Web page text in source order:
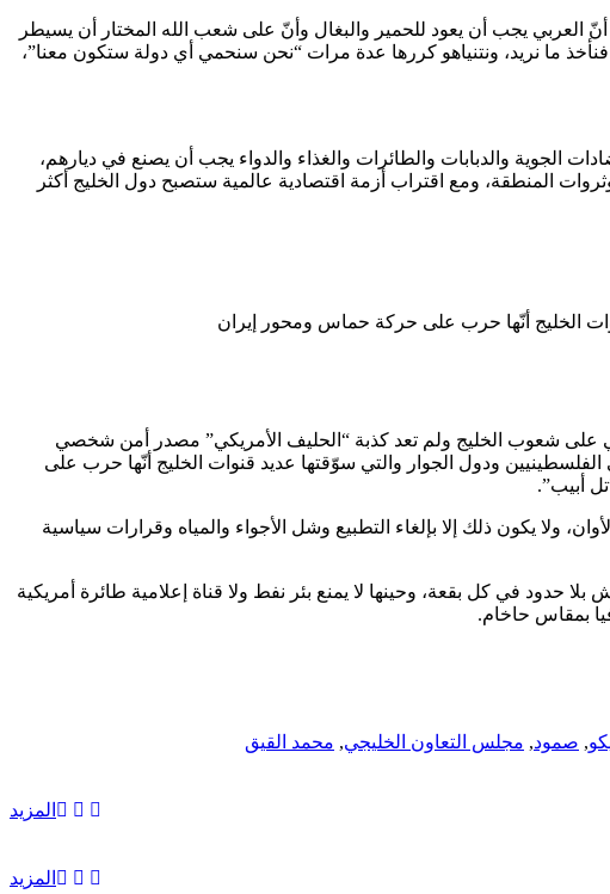
يجب أن يعود للحمير والبغال وأنّ على شعب الله المختار أن يسيطر
ما نريد، ونتنياهو كررها عدة مرات “نحن سنحمي أي دولة ستكون معنا”،
والدبابات والطائرات والغذاء والدواء يجب أن يصنع في ديارهم،
المنطقة، ومع اقتراب أزمة اقتصادية عالمية ستصبح دول الخليج أكثر
الخليج أنّها حرب على حركة حماس ومحور إيران
على شعوب الخليج ولم تعد كذبة “الحليف الأمريكي” مصدر أمن شخصي
ودول الجوار والتي سوّقتها عديد قنوات الخليج أنّها حرب على
أبيب”.
ولا يكون ذلك إلا بإلغاء التطبيع وشل الأجواء والمياه وقرارات سياسية
حدود في كل بقعة، وحينها لا يمنع بئر نفط ولا قناة إعلامية طائرة أمريكية
بمقاس حاخام.
, صمود, مجلس التعاون الخليجي, محمد القيق
المزيد
المزيد